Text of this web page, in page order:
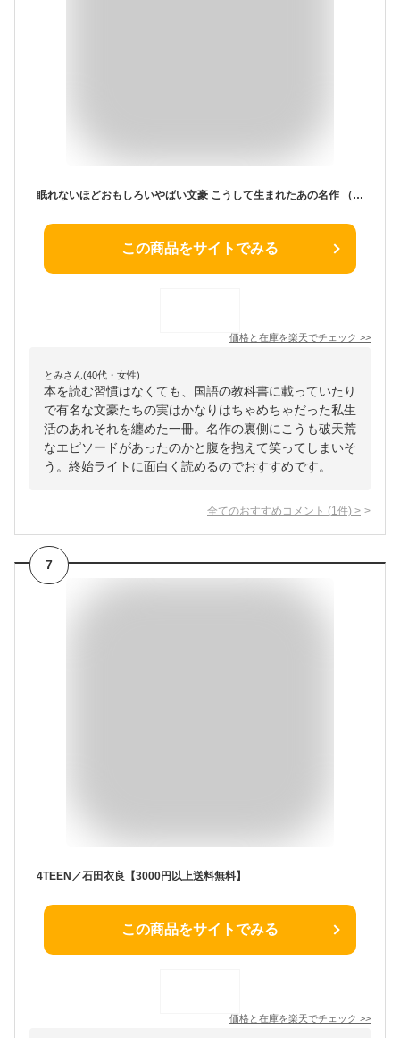
眠れないほどおもしろいやばい文豪 こうして生まれたあの名作 （王様文庫） [ 板野 博行 ]
この商品をサイトでみる
価格と在庫を楽天でチェック >>
とみさん(40代・女性)
本を読む習慣はなくても、国語の教科書に載っていたり
で有名な文豪たちの実はかなりはちゃめちゃだった私生
活のあれそれを纏めた一冊。名作の裏側にこうも破天荒
なエピソードがあったのかと腹を抱えて笑ってしまいそ
う。終始ライトに面白く読めるのでおすすめです。
全てのおすすめコメント (1 件) >
7
4TEEN／石田衣良【3000円以上送料無料】
この商品をサイトでみる
価格と在庫を楽天でチェック >>